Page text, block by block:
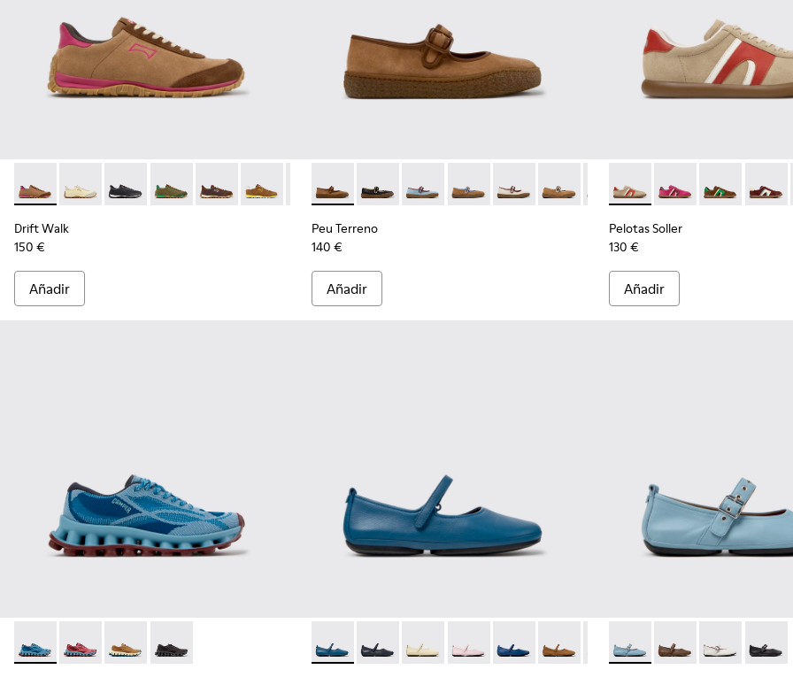
Drift Walk - K201885-008 - Zapatillas marrones de ante y piel para mujer.
Drift Walk - K201885-010
Drift Walk - K201885-009 - Zapatillas negras de piel y nobuk para mujer.
Drift Walk - K201885-007
Drift Walk - K201885-006
Drift Walk - K201885-003
Drift Walk - K201885-002
Drift Walk - K201885-001
Drift Walk
150 €
Añadir
Peu Terreno - K201825-010 - Bailarinas de ante y piel marrones para mujer.
Peu Terreno - K201825-009
Peu Terreno - K201825-008 - Bailarinas azules de ante y piel
Peu Terreno - K201825-007
Peu Terreno - K201825-006
Peu Terreno - K201825-003
Peu Terreno - K201825-001
Peu Terreno
140 €
Añadir
Pelotas Soller - K201608-
Pelotas Soller -
Pelotas
Pelotas Soller
130 €
Añadir
Pelotissima - K201922-011 - Zapatillas azules de PET reciclado y materiales técnicos para mujer.
Pelotissima - K201922-010 - Zapatillas burdeos de PET reciclado para mujer.
Pelotissima - K201922-007 - Zapatillas marrones de materiales técnicos de PET reciclado para mujer.
Pelotissima - K201922-006 - Zapatillas negras y grises de PET reciclado y materiales técnicos para
Right Nina - K201365-035 - Zapatos de piel azules para mujer.
Right Nina - K201365-039
Right Nina - K201365-036
Right Nina - K201365-034
Right Nina - K201365-033
Right Nina - K201365-030
Right Nina - K201365-024
Right Nina - K201365-022
Right Nina -
Right Nina - K201962-003 -
Right Nina - K201962-
Right Nina -
Right